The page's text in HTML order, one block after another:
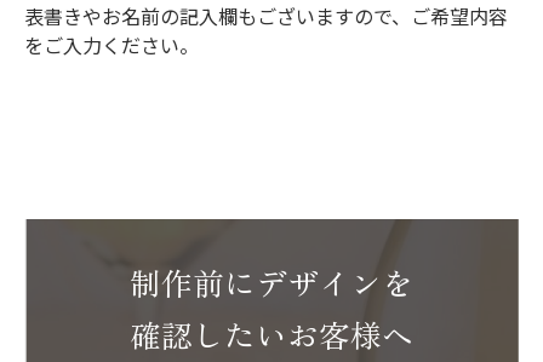
表書きやお名前の記入欄もございますので、ご希望内容
をご入力ください。
制作前にデザインを
確認したいお客様へ